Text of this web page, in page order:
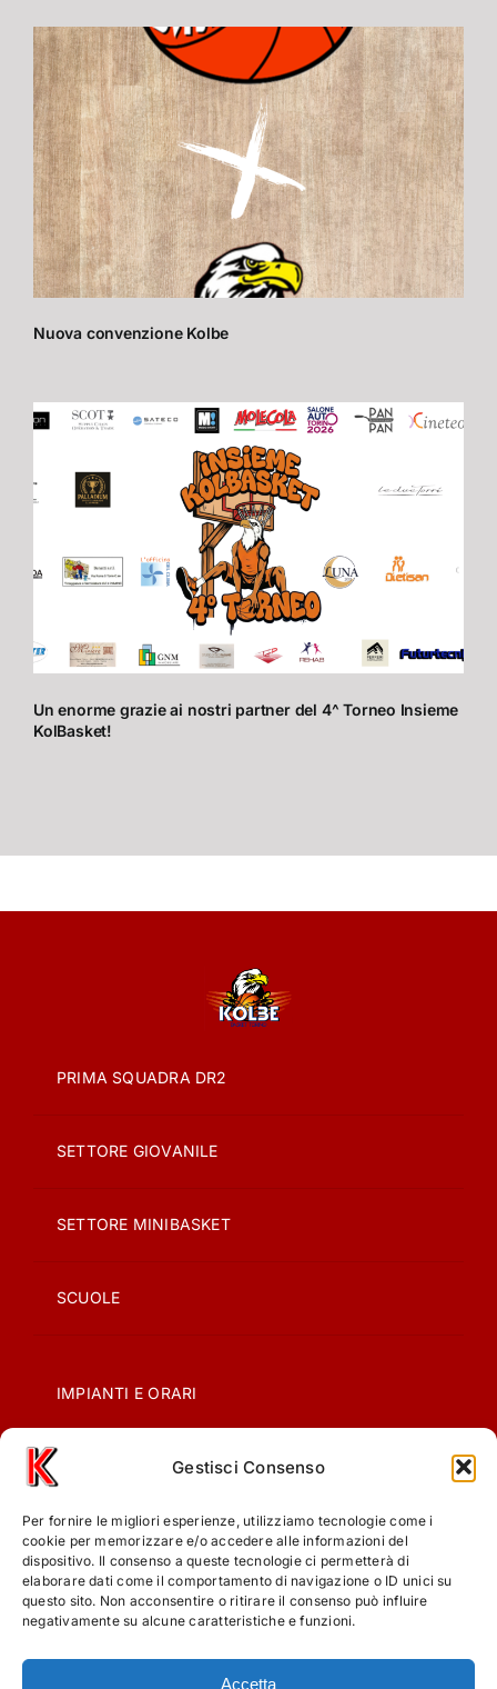
Gestisci Consenso
Per fornire le migliori esperienze, utilizziamo tecnologie come i
cookie per memorizzare e/o accedere alle informazioni del
dispositivo. Il consenso a queste tecnologie ci permetterà di
elaborare dati come il comportamento di navigazione o ID unici su
questo sito. Non acconsentire o ritirare il consenso può influire
negativamente su alcune caratteristiche e funzioni.
Accetta
Nuova convenzione Kolbe
Un enorme grazie ai nostri partner del 4^ Torneo Insieme
KolBasket!
PRIMA SQUADRA DR2
SETTORE GIOVANILE
SETTORE MINIBASKET
SCUOLE
IMPIANTI E ORARI
PRIVACY
COOKIE POLICY (UE)